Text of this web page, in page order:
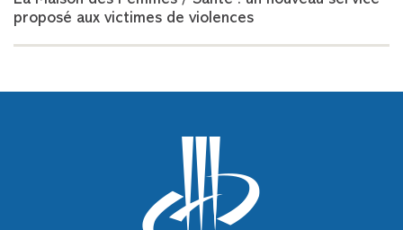
proposé aux victimes de violences